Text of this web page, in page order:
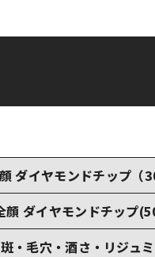
ダイヤモンドチップ（
顔 ダイヤモンドチップ
・毛穴・酒さ・リジュ